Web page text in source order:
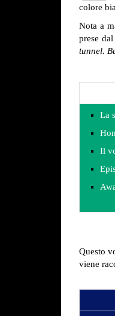
colore
Nota a
prese
tunnel.
La
Il
Questo
viene